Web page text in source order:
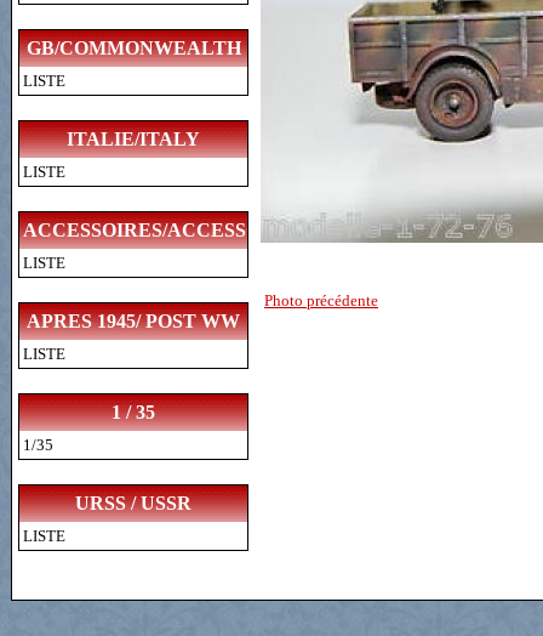
GB/COMMONWEALTH
LISTE
ITALIE/ITALY
LISTE
ACCESSOIRES/ACCESSORIES
LISTE
APRES 1945/ POST WW
LISTE
1 / 35
1/35
URSS / USSR
LISTE
Photo précédente